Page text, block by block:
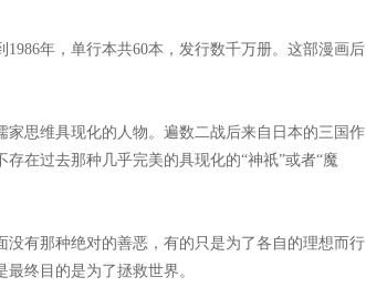
年，单行本共60本，发行数千万册。这部漫画后
思维具现化的人物。遍数二战后来自日本的三国作
在过去那种几乎完美的具现化的“神祇”或者“魔
有那种绝对的善恶，有的只是为了各自的理想而行
终目的是为了拯救世界。